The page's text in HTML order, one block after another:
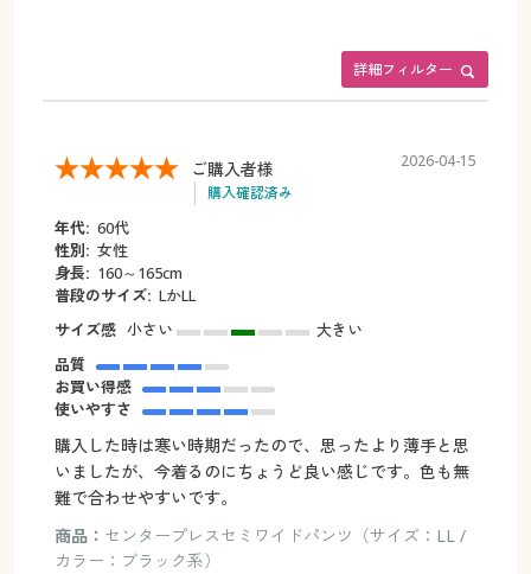
詳細フィルター
ご購入者様
購入確認済み
2026-04-15
年代: 60代
性別: 女性
身長: 160～165cm
普段のサイズ: LかLL
サイズ感 小さい
大きい
品質
お買い得感
使いやすさ
購入した時は寒い時期だったので、思ったより薄手と思
いましたが、今着るのにちょうど良い感じです。色も無
難で合わせやすいです。
商品： センタープレスセミワイドパンツ（サイズ：LL /
カラー：ブラック系）